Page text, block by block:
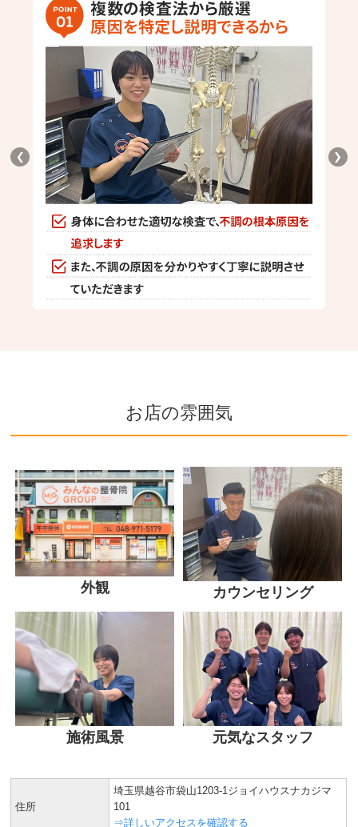
❮ ❯
お店の雰囲気
外観 カウンセリング
施術風景 元気なスタッフ
住所
埼玉県越谷市袋山1203-1ジョイハウスナカジマ
101
⇒詳しいアクセスを確認する